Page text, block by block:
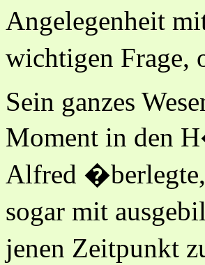
Angelegenheit
wichtigen Frage,
Sein ganzes
Moment in den
Alfred
sogar mit
jenen Zeitpunkt